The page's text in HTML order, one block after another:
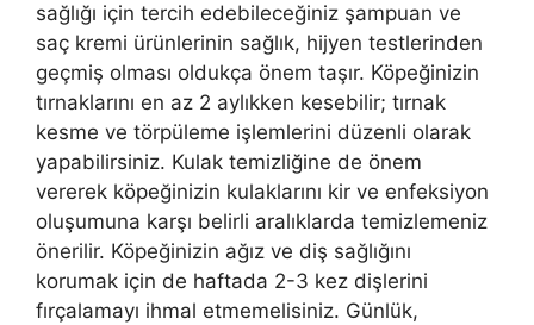
sağlığı için tercih edebileceğiniz şampuan ve
saç kremi ürünlerinin sağlık, hijyen testlerinden
geçmiş olması oldukça önem taşır. Köpeğinizin
tırnaklarını en az 2 aylıkken kesebilir; tırnak
kesme ve törpüleme işlemlerini düzenli olarak
yapabilirsiniz. Kulak temizliğine de önem
vererek köpeğinizin kulaklarını kir ve enfeksiyon
oluşumuna karşı belirli aralıklarda temizlemeniz
önerilir. Köpeğinizin ağız ve diş sağlığını
korumak için de haftada 2-3 kez dişlerini
fırçalamayı ihmal etmemelisiniz. Günlük,